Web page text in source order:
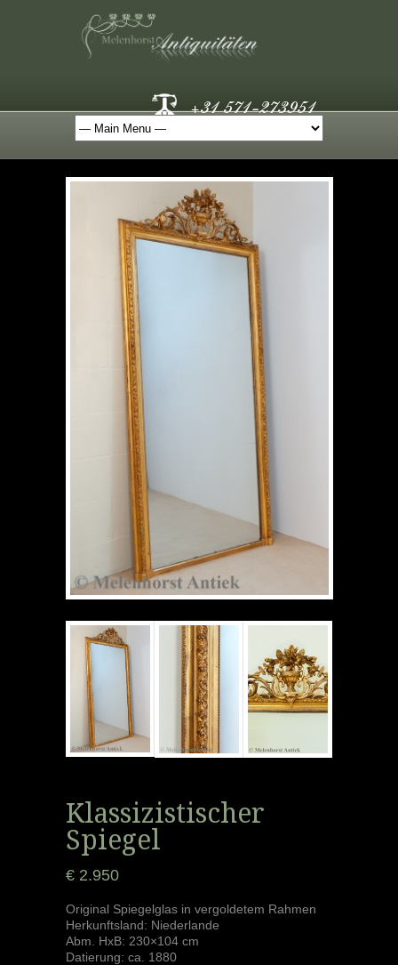
Klassizistischer
Spiegel
€ 2.950
Original Spiegelglas in vergoldetem Rahmen
Herkunftsland: Niederlande
Abm. HxB: 230×104 cm
Datierung: ca. 1880